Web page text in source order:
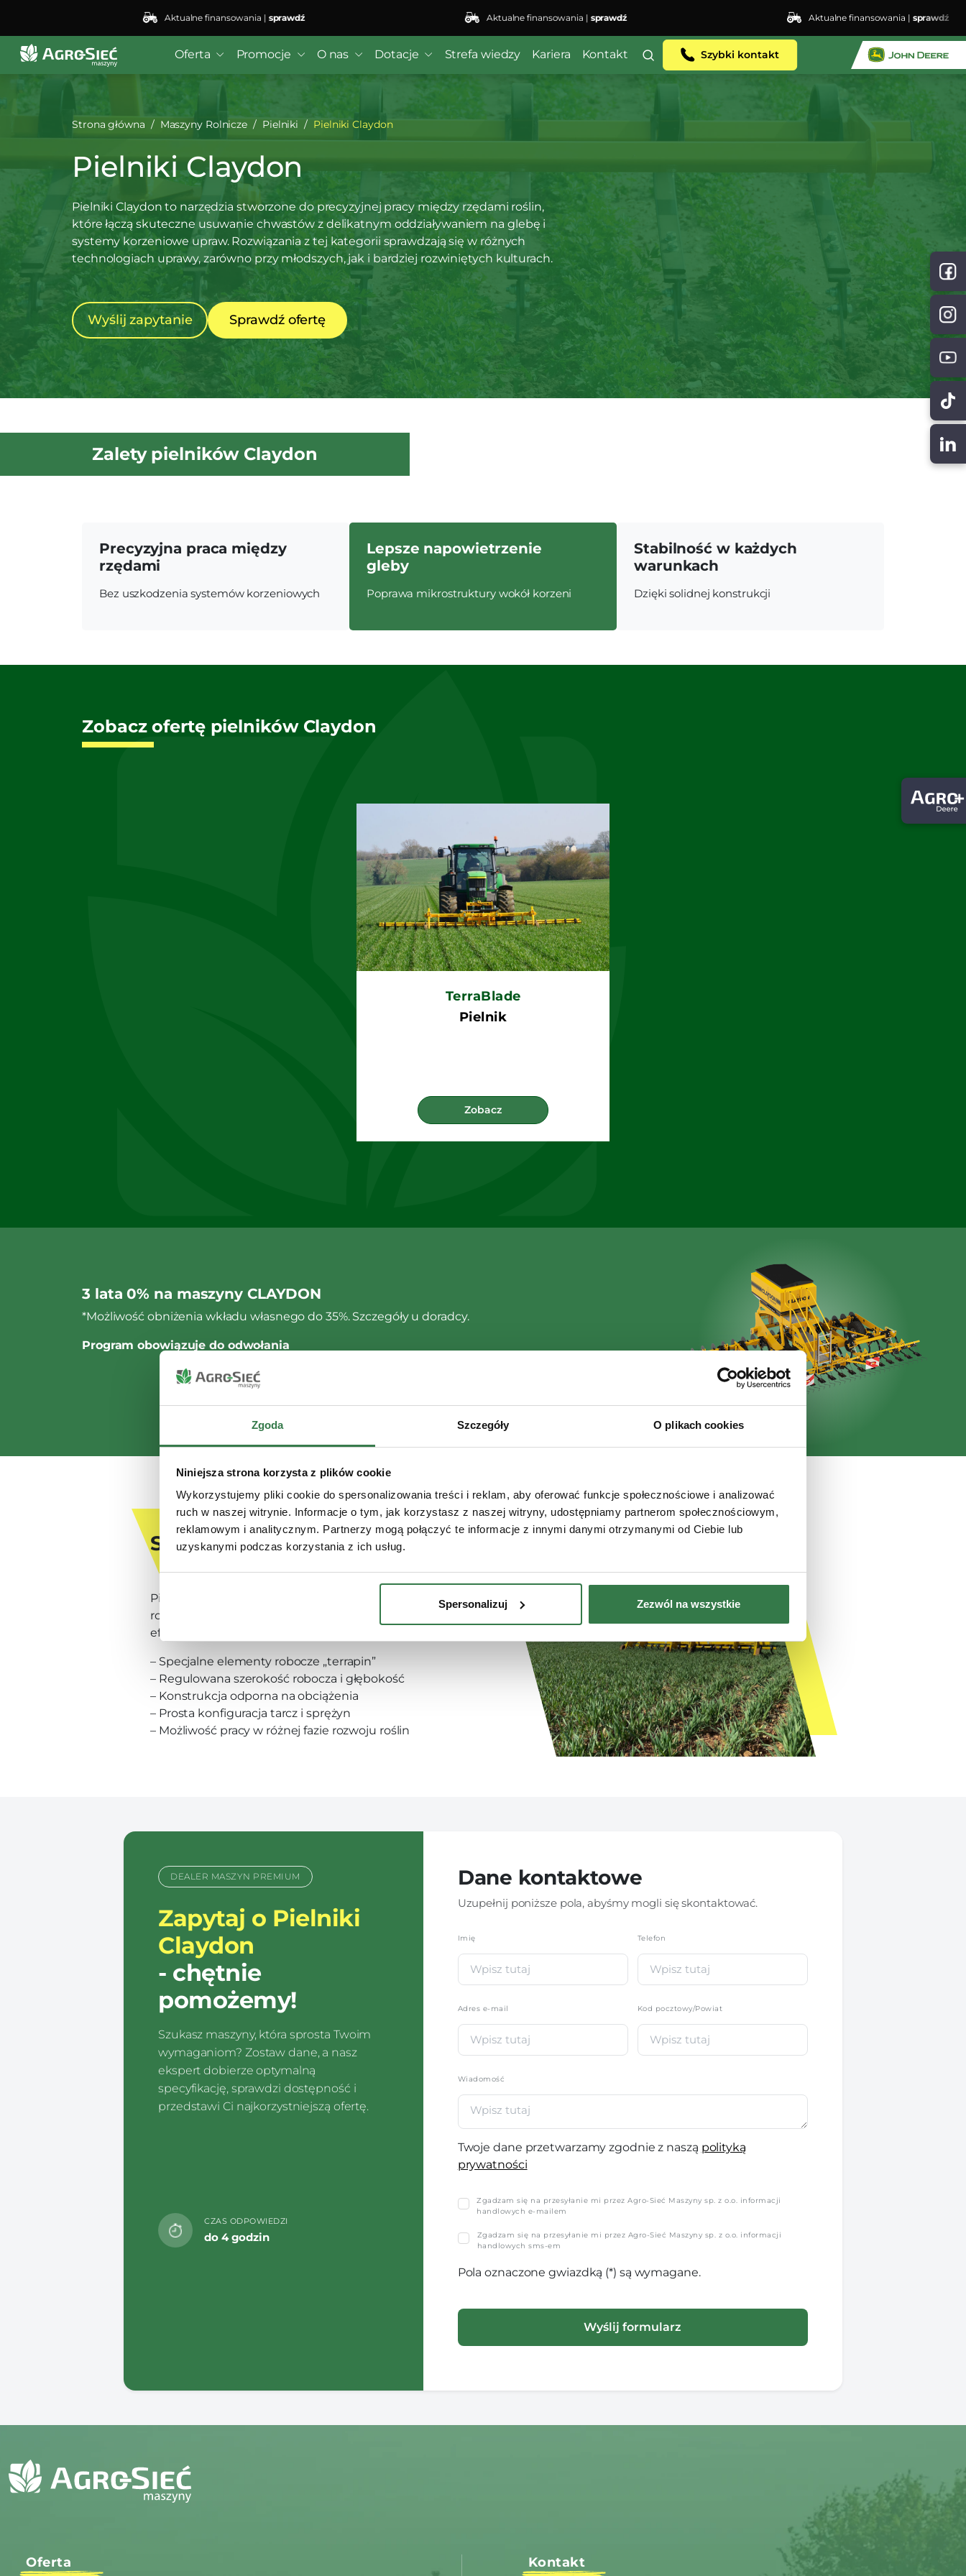
Zgoda Szczegóły O plikach cookies
Niniejsza strona korzysta z plików cookie
Wykorzystujemy pliki cookie do spersonalizowania treści i reklam, aby oferować funkcje społecznościowe i analizować
ruch w naszej witrynie. Informacje o tym, jak korzystasz z naszej witryny, udostępniamy partnerom społecznościowym,
reklamowym i analitycznym. Partnerzy mogą połączyć te informacje z innymi danymi otrzymanymi od Ciebie lub
uzyskanymi podczas korzystania z ich usług.
Spersonalizuj Zezwól na wszystkie
Aktualne finansowania |sprawdź Aktualne finansowania |sprawdź Aktualne finansowania |sprawdź
Oferta Promocje O nas Dotacje Strefa wiedzy Kariera Kontakt Szybki kontakt
Strona główna Maszyny Rolnicze Pielniki Pielniki Claydon
Pielniki Claydon
Pielniki Claydon to narzędzia stworzone do precyzyjnej pracy między rzędami roślin,
które łączą skuteczne usuwanie chwastów z delikatnym oddziaływaniem na glebę i
systemy korzeniowe upraw. Rozwiązania z tej kategorii sprawdzają się w różnych
technologiach uprawy, zarówno przy młodszych, jak i bardziej rozwiniętych kulturach.
Wyślij zapytanie Sprawdź ofertę
Zalety pielników Claydon
Precyzyjna praca między
rzędami
Bez uszkodzenia systemów korzeniowych
Lepsze napowietrzenie
gleby
Poprawa mikrostruktury wokół korzeni
Stabilność w każdych
warunkach
Dzięki solidnej konstrukcji
Zobacz ofertę pielników Claydon
TerraBlade
Pielnik
Zobacz
3 lata 0% na maszyny CLAYDON
*Możliwość obniżenia wkładu własnego do 35%. Szczegóły u doradcy.
Program obowiązuje do odwołania
Systemy w pielnikach Claydon
Pielniki Claydon wykorzystują zestaw sprawdzonych
rozwiązań technicznych, które wpływają na ich
efektywność i trwałość:
– Specjalne elementy robocze „terrapin”
– Regulowana szerokość robocza i głębokość
– Konstrukcja odporna na obciążenia
– Prosta konfiguracja tarcz i sprężyn
– Możliwość pracy w różnej fazie rozwoju roślin
DEALER MASZYN PREMIUM
Zapytaj o Pielniki
Claydon
- chętnie
pomożemy!
Szukasz maszyny, która sprosta Twoim
wymaganiom? Zostaw dane, a nasz
ekspert dobierze optymalną
specyfikację, sprawdzi dostępność i
przedstawi Ci najkorzystniejszą ofertę.
CZAS ODPOWIEDZI
do 4 godzin
Dane kontaktowe
Uzupełnij poniższe pola, abyśmy mogli się skontaktować.
Imię Telefon
Adres e-mail Kod pocztowy/Powiat
Wiadomość
Twoje dane przetwarzamy zgodnie z naszą polityką
prywatności
Zgadzam się na przesyłanie mi przez Agro-Sieć Maszyny sp. z o.o. informacji
handlowych e-mailem
Zgadzam się na przesyłanie mi przez Agro-Sieć Maszyny sp. z o.o. informacji
handlowych sms-em
Pola oznaczone gwiazdką (*) są wymagane.
Oferta Kontakt